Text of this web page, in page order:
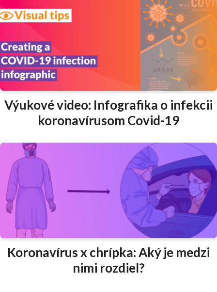
Výukové video: Infografika o infekcii
koronavírusom Covid-19
Koronavírus x chrípka: Aký je medzi
nimi rozdiel?